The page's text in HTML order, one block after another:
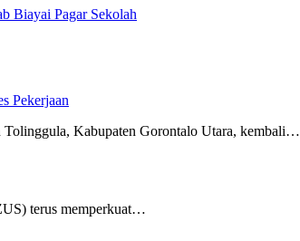
Biayai Pagar Sekolah
Pekerjaan
Kabupaten Gorontalo Utara, kembali…
terus memperkuat…